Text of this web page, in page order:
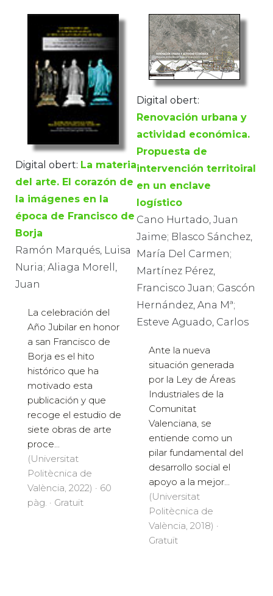
Digital obert: La materia
del arte. El corazón de
la imágenes en la
época de Francisco de
Borja
Ramón Marqués, Luisa
Nuria; Aliaga Morell,
Juan
La celebración del
Año Jubilar en honor
a san Francisco de
Borja es el hito
histórico que ha
motivado esta
publicación y que
recoge el estudio de
siete obras de arte
proce...
(Universitat
Politècnica de
València, 2022) · 60
pàg. · Gratuït
Digital obert:
Renovación urbana y
actividad económica.
Propuesta de
intervención territoiral
en un enclave
logístico
Cano Hurtado, Juan
Jaime; Blasco Sánchez,
María Del Carmen;
Martínez Pérez,
Francisco Juan; Gascón
Hernández, Ana Mª;
Esteve Aguado, Carlos
Ante la nueva
situación generada
por la Ley de Áreas
Industriales de la
Comunitat
Valenciana, se
entiende como un
pilar fundamental del
desarrollo social el
apoyo a la mejor...
(Universitat
Politècnica de
València, 2018) ·
Gratuït